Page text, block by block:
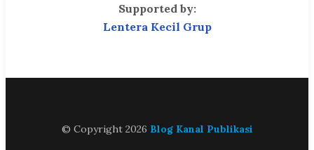
Supported by:
Lentera Kecil Grup
© Copyright 2026 Blog Kanal Publikasi